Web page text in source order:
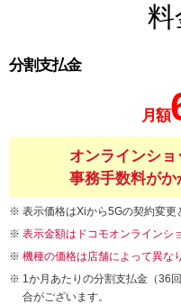
料
分割支払金
月額
オンラインシ
事務手数料がか
表示価格はXiから5Gの契約変更
表示金額はドコモオンラインシ
機種の価格は店舗によって異な
1か月あたりの分割支払金（36
合がございます。